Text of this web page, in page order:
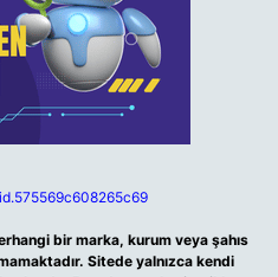
bir marka, kurum veya şahıs
Sitede yalnızca kendi